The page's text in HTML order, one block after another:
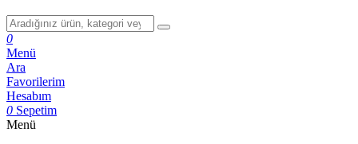
0
Menü
Ara
Favorilerim
Hesabım
0 Sepetim
Menü